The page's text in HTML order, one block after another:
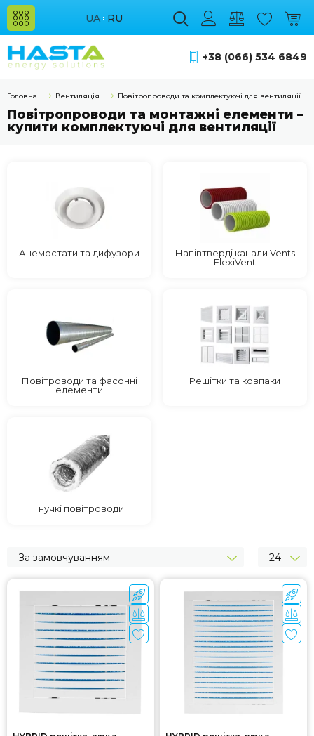
UA RU
+38 (066) 534 6849
Головна Вентиляція Повітропроводи та комплектуючі для вентиляції
Повітропроводи та монтажні елементи –
купити комплектуючі для вентиляції
Анемостати та дифузори
Напівтверді канали Vents
FlexiVent
Повітроводи та фасонні
елементи
Решітки та ковпаки
Гнучкі повітроводи
За замовчуванням 24